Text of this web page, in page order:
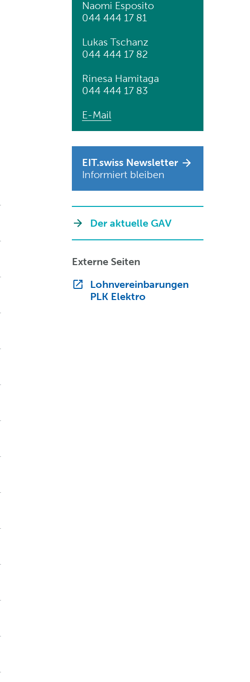
Naomi Esposito
044 444 17 81
Lukas Tschanz
044 444 17 82
Rinesa Hamitaga
044 444 17 83
E-Mail
EIT.swiss Newsletter
Informiert bleiben
Der aktuelle GAV
Externe Seiten
Lohnvereinbarungen
PLK Elektro